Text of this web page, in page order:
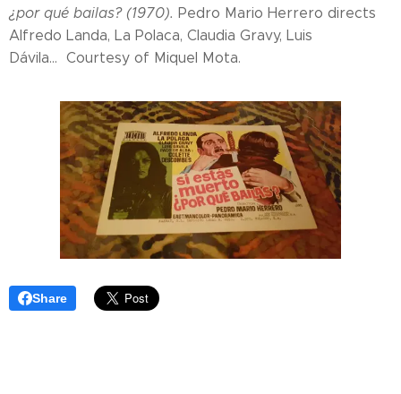
¿por qué bailas? (1970). Pedro Mario Herrero directs
Alfredo Landa, La Polaca, Claudia Gravy, Luis
Dávila... Courtesy of Miquel Mota.
Share